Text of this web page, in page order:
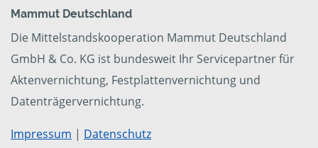
Mammut Deutschland
Die Mittelstandskooperation Mammut Deutschland
GmbH & Co. KG ist bundesweit Ihr Servicepartner für
Aktenvernichtung, Festplattenvernichtung und
Datenträgervernichtung.
Impressum | Datenschutz